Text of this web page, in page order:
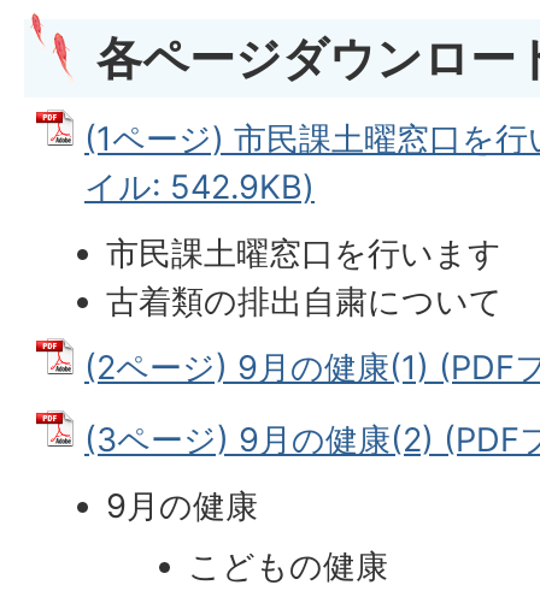
各ページダウンロー
(1ページ) 市民課土曜窓口を
イル: 542.9KB)
市民課土曜窓口を行います
古着類の排出自粛について
(2ページ) 9月の健康(1) (PDF
(3ページ) 9月の健康(2) (PDF
9月の健康
こどもの健康